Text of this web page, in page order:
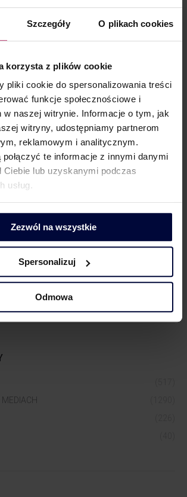
Szczegóły O plikach cookies
korzysta z plików cookie
pliki cookie do spersonalizowania treści
funkcje społecznościowe i
w naszej witrynie. Informacje o tym, jak
witryny, udostępniamy partnerom
reklamowym i analitycznym.
te informacje z innymi danymi
Ciebie lub uzyskanymi podczas
usług.
Zezwól na wszystkie
Spersonalizuj
Odmowa
Barbara Lenarcik
biznesu, marketing i komunikacja
Lider Obszaru Komunikacji
+48 500 127 570